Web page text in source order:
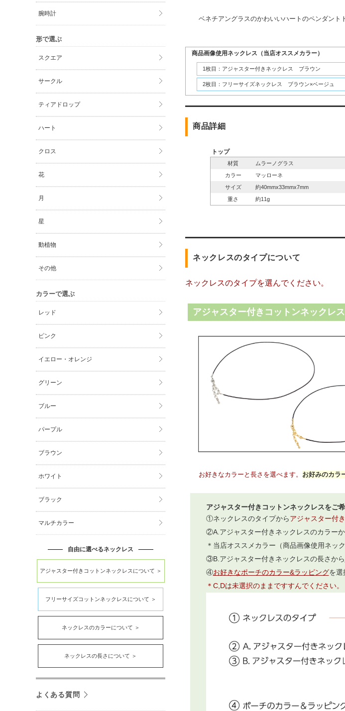
ベネチアングラスのかわいいハートのペンダン
商品画像使用ネックレス（当店オススメカラー）
1枚目：アジャスター付きネックレス ブラウン
2枚目：フリーサイズネックレス ブラウン×ベージュ
商品詳細
トップ
材質
ムラーノグラス
カラー
マッローネ
サイズ
約40mmx33mmx7mm
重さ
約11g
ネックレスのタイプについて
ネックレスのタイプを選んでください。
アジャスター付きコットンネックレス
お好きなカラーと長さを選べます。 お好みのカラ
アジャスター付きコットンネックレスをご
①ネックレスのタイプから アジャスター付
②A.アジャスター付きネックレスのカラー
＊当店オススメカラー（商品画像使用ネッ
③B.アジャスター付きネックレスの長さから
④お好きなポーチのカラー&ラッピングを選
＊C,Dは未選択のままですすんでください。
腕時計
形で選ぶ
スクエア
サークル
ティアドロップ
ハート
クロス
花
月
星
動植物
その他
カラーで選ぶ
レッド
ピンク
イエロー・オレンジ
グリーン
ブルー
パープル
ブラウン
ホワイト
ブラック
マルチカラー
自由に選べるネックレス
アジャスター付きコットンネックレスについて ＞
フリーサイズコットンネックレスについて ＞
ネックレスのカラーについて ＞
ネックレスの長さについて ＞
よくある質問